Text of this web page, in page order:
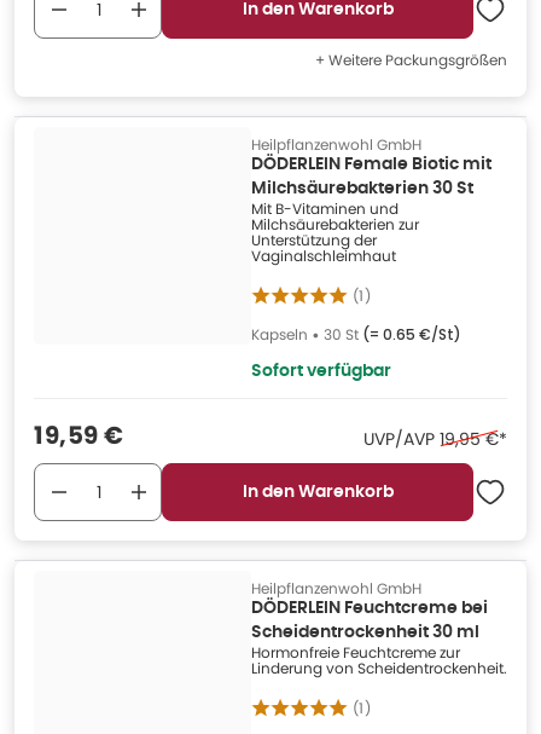
In den Warenkorb
+ Weitere Packungsgrößen
Heilpflanzenwohl GmbH
DÖDERLEIN Female Biotic mit
Milchsäurebakterien 30 St
Mit B-Vitaminen und
Milchsäurebakterien zur
Unterstützung der
Vaginalschleimhaut
(1)
Kapseln • 30 St (= 0.65 €/St)
Sofort verfügbar
Verkaufspreis
19,59 € UVP/AVP Ehemaliger
19,95 €*
In den Warenkorb
Heilpflanzenwohl GmbH
DÖDERLEIN Feuchtcreme bei
Scheidentrockenheit 30 ml
Hormonfreie Feuchtcreme zur
Linderung von Scheidentrockenheit.
(1)